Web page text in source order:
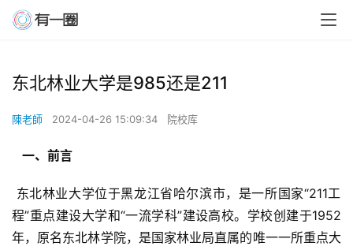
东北林业大学是985还是211
陳老師 2024-04-26 15:09:34 院校库
  一、前言
程”重点建设大学和“一流学科”建设高校。学校创建于1952
年，原名东北林学院，是国家林业局直属的唯一一所重点大